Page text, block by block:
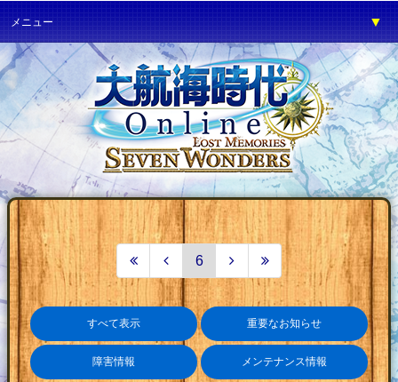
メニュー ▼
ゲーム紹介 ▼
プレイガイド ▼
サービス ▼
イベント ▼
開発の部屋 ▼
サポート ▼
ファンワールド ▼
ネットカフェ ▼
6
すべて表示 重要なお知らせ
障害情報 メンテナンス情報